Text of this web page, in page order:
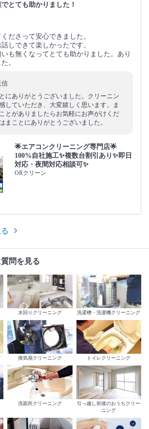
とても助かりました！
ださって安心できました。
しできて楽しかったです。
も無くなってとても助かりました。あり
。
信
にありがとうございました。クリーニン
していただき、大変嬉しく思います。ま
とがありましたらお気軽にお声がけくだ
まことにありがとうございました。
🌟エアコンクリーニング専門店🌟
100%自社施工✨複数台割引あり✨即日
対応・夜間対応相談可✨
ORクリーン
問を見る
水回りクリーニング 洗濯槽・洗濯機クリーニング
換気扇クリーニング トイレクリーニング
洗面所クリーニング
引っ越し前後のおうちクリー
ニング